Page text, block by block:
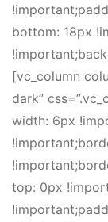
bottom: 18px
[vc_column
dark”
width: 6px
top: 0px